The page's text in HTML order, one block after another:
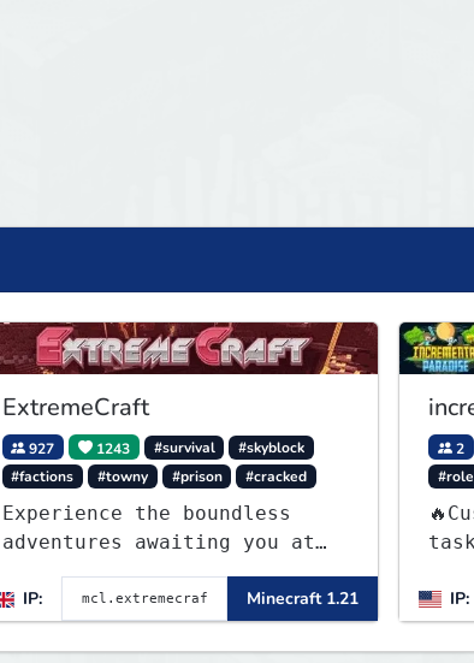
ExtremeCraft
927 1243 #survival
#skyblock
#factions
#towny #prison #cracked
Experience the boundless
adventures awaiting you at
ExtremeCraft.net! Embark on
a journey through a plethora
of exhilarating game modes,
blending both timeless
IP: Minecraft 1.21
2
🔥
IP: